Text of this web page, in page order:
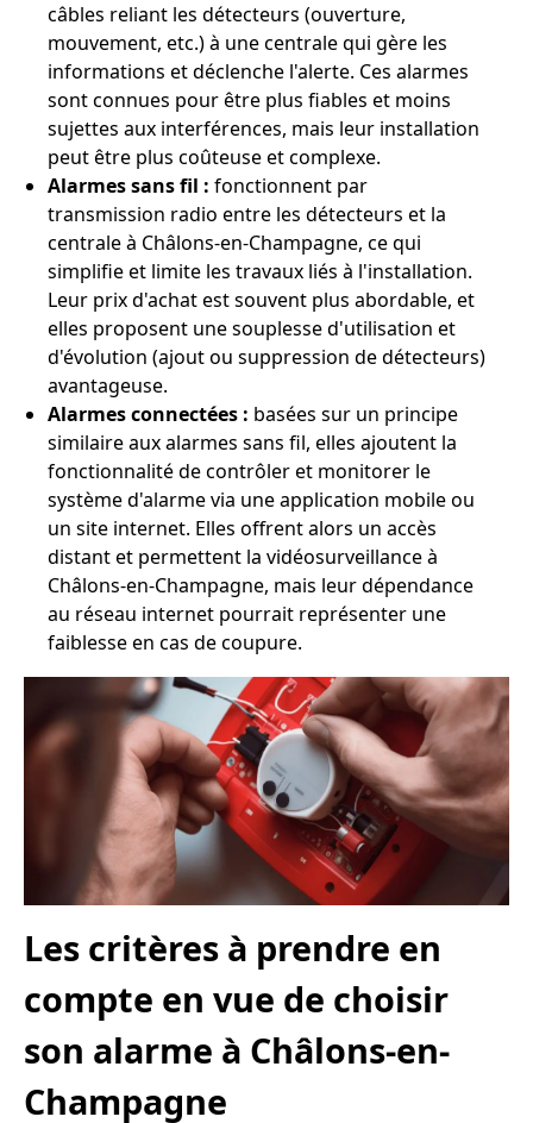
câbles reliant les détecteurs (ouverture,
mouvement, etc.) à une centrale qui gère les
informations et déclenche l'alerte. Ces alarmes
sont connues pour être plus fiables et moins
sujettes aux interférences, mais leur installation
peut être plus coûteuse et complexe.
Alarmes sans fil : fonctionnent par
transmission radio entre les détecteurs et la
centrale à Châlons-en-Champagne, ce qui
simplifie et limite les travaux liés à l'installation.
Leur prix d'achat est souvent plus abordable, et
elles proposent une souplesse d'utilisation et
d'évolution (ajout ou suppression de détecteurs)
avantageuse.
Alarmes connectées : basées sur un principe
similaire aux alarmes sans fil, elles ajoutent la
fonctionnalité de contrôler et monitorer le
système d'alarme via une application mobile ou
un site internet. Elles offrent alors un accès
distant et permettent la vidéosurveillance à
Châlons-en-Champagne, mais leur dépendance
au réseau internet pourrait représenter une
faiblesse en cas de coupure.
Les critères à prendre en
compte en vue de choisir
son alarme à Châlons-en-
Champagne